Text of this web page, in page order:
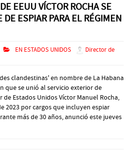
EEUU VÍCTOR ROCHA SE
ESPIAR PARA EL RÉGIMEN
EN ESTADOS UNIDOS
Director de
clandestinas' en nombre de La Habana
que se unió al servicio exterior de
Estados Unidos Víctor Manuel Rocha,
2023 por cargos que incluyen espiar
más de 30 años, anunció este jueves